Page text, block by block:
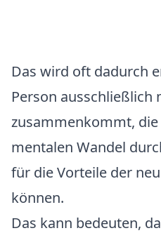
Das wird oft dadurch
Person ausschließlich
zusammenkommt,
mentalen Wandel
für die Vorteile der
können.
Das kann bedeuten,